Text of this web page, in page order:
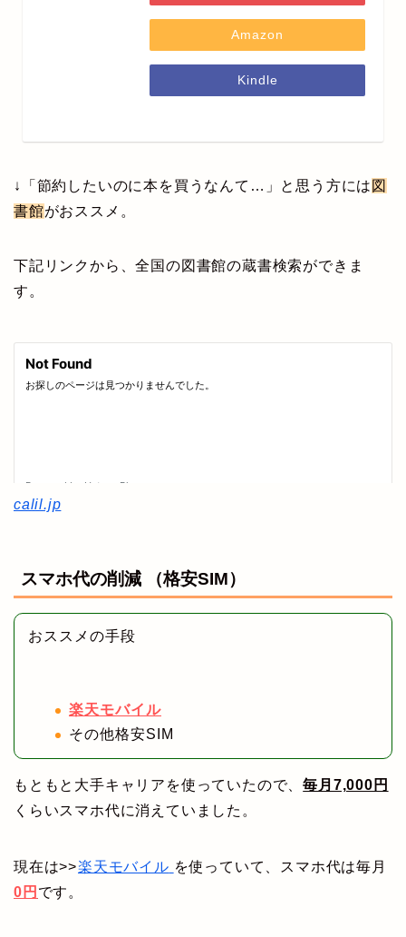
Amazon
Kindle
↓「節約したいのに本を買うなんて…」と思う方には 図
書館がおススメ。
下記リンクから、全国の図書館の蔵書検索ができま
す。
calil.jp
スマホ代の削減 （格安SIM）
おススメの手段
楽天モバイル
その他格安SIM
もともと大手キャリアを使っていたので、毎月7,000円
くらいスマホ代に消えていました。
現在は>>楽天モバイル を使っていて、スマホ代は毎月
0円 です。